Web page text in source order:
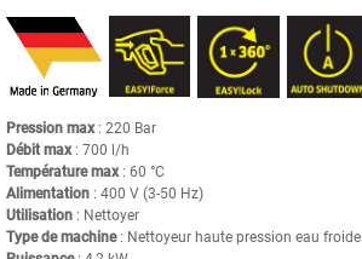
Pression max: 220 Bar
Débit max: 700 l/h
Température max: 60 °C
Alimentation: 400 V (3-50 Hz)
Utilisation: Nettoyer
Type de machine: Nettoyeur haute pression eau froide